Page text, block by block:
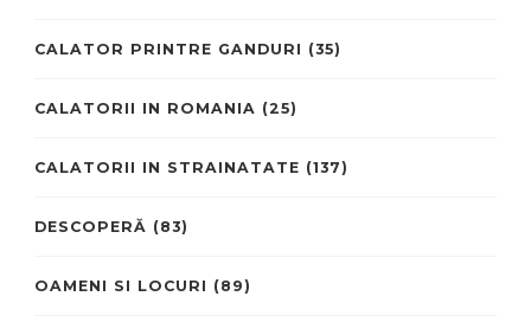
CALATOR PRINTRE GANDURI (35)
CALATORII IN ROMANIA (25)
CALATORII IN STRAINATATE (137)
DESCOPERĂ (83)
OAMENI SI LOCURI (89)